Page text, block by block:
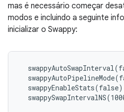
mas é necessário começar
modos e incluindo a seguinte
inicializar o Swappy: